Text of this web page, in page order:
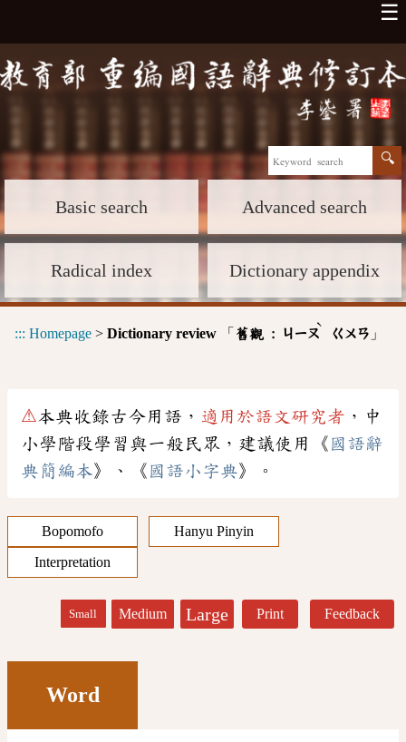
☰
Basic search Advanced search
Radical index Dictionary appendix
::: Homepage > Dictionary review 「 舊觀 : ㄐㄧㄡ
ˋ
ㄍㄨㄢ 」
⚠本典收錄古今用語， 適用於語文研究者 ，中
小學階段學習與一般民眾，建議使用《 國語辭
典簡編本》、《 國語小字典》。
Bopomofo
Hanyu Pinyin
Interpretation
Small Medium Large Print Feedback
Word